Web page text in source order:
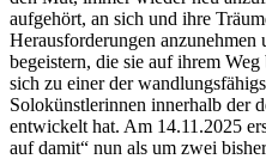
aufgehört, an sich und ihre
Herausforderungen
begeistern, die sie auf ihrem
sich zu einer der
Solokünstlerinnen innerhalb der
entwickelt hat. Am 14.11.2025
auf damit“ nun als um zwei